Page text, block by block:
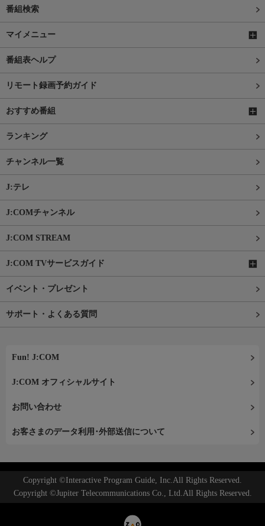
番組検索
マイメニュー
番組表ヘルプ
リモート録画予約ガイド
おすすめ番組
ランキング
チャンネル一覧
J:テレ
J:COMチャンネル
J:COM STREAM
J:COM TVサービスガイド
イベント・プレゼント
サポート・よくある質問
Fun! J:COM
J:COM オフィシャルサイト
お問い合わせ
お客さまのデータ利用･外部送信について
Copyright ©Interactive Program Guide, Inc.All Rights Reserved.
Copyright ©Jupiter Telecommunications Co., Ltd.All Rights Reserved.